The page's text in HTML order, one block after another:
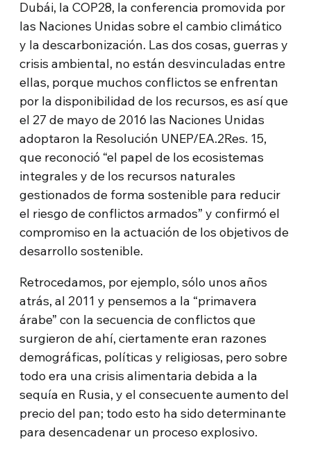
Dubái, la COP28, la conferencia promovida por
las Naciones Unidas sobre el cambio climático
y la descarbonización. Las dos cosas, guerras y
crisis ambiental, no están desvinculadas entre
ellas, porque muchos conflictos se enfrentan
por la disponibilidad de los recursos, es así que
el 27 de mayo de 2016 las Naciones Unidas
adoptaron la Resolución UNEP/EA.2Res. 15,
que reconoció “el papel de los ecosistemas
integrales y de los recursos naturales
gestionados de forma sostenible para reducir
el riesgo de conflictos armados” y confirmó el
compromiso en la actuación de los objetivos de
desarrollo sostenible.
Retrocedamos, por ejemplo, sólo unos años
atrás, al 2011 y pensemos a la “primavera
árabe” con la secuencia de conflictos que
surgieron de ahí, ciertamente eran razones
demográficas, políticas y religiosas, pero sobre
todo era una crisis alimentaria debida a la
sequía en Rusia, y el consecuente aumento del
precio del pan; todo esto ha sido determinante
para desencadenar un proceso explosivo.